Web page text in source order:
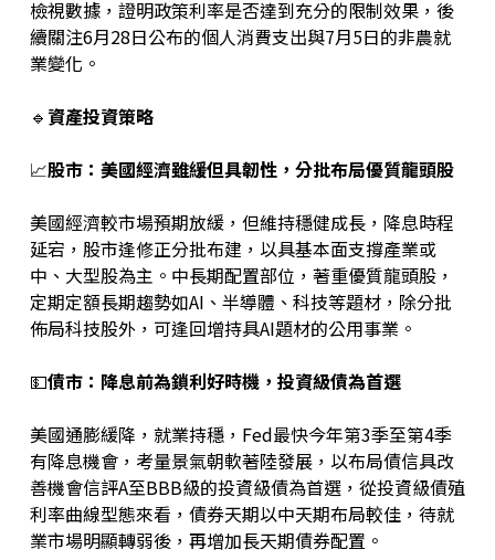
檢視數據，證明政策利率是否達到充分的限制效果，後
續關注6月28日公布的個人消費支出與7月5日的非農就
業變化。
🔹 資產投資策略
📈股市：美國經濟雖緩但具韌性，分批布局優質龍頭股
美國經濟較市場預期放緩，但維持穩健成長，降息時程
延宕，股市逢修正分批布建，以具基本面支撐產業或
中、大型股為主。中長期配置部位，著重優質龍頭股，
定期定額長期趨勢如AI、半導體、科技等題材，除分批
佈局科技股外，可逢回增持具AI題材的公用事業。
💵債市：降息前為鎖利好時機，投資級債為首選
美國通膨緩降，就業持穩，Fed最快今年第3季至第4季
有降息機會，考量景氣朝軟著陸發展，以布局債信具改
善機會信評A至BBB級的投資級債為首選，從投資級債殖
利率曲線型態來看，債券天期以中天期布局較佳，待就
業市場明顯轉弱後，再增加長天期債券配置。